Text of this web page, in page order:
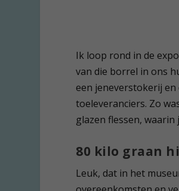
Ik loop rond in de
van die borrel in ons
een jeneverstokerij
toeleveranciers. Zo
glazen flessen, waarin
80 kilo graan
Leuk, dat in het